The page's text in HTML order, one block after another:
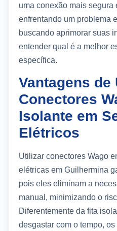
uma conexão mais segura
enfrentando um problema
buscando aprimorar suas
entender qual é a melhor
específica.
Vantagens de
Conectores
Isolante em
Elétricos
Utilizar conectores Wago
elétricas em Guilhermina
pois eles eliminam a
manual, minimizando o
Diferentemente da fita
desgastar com o tempo,